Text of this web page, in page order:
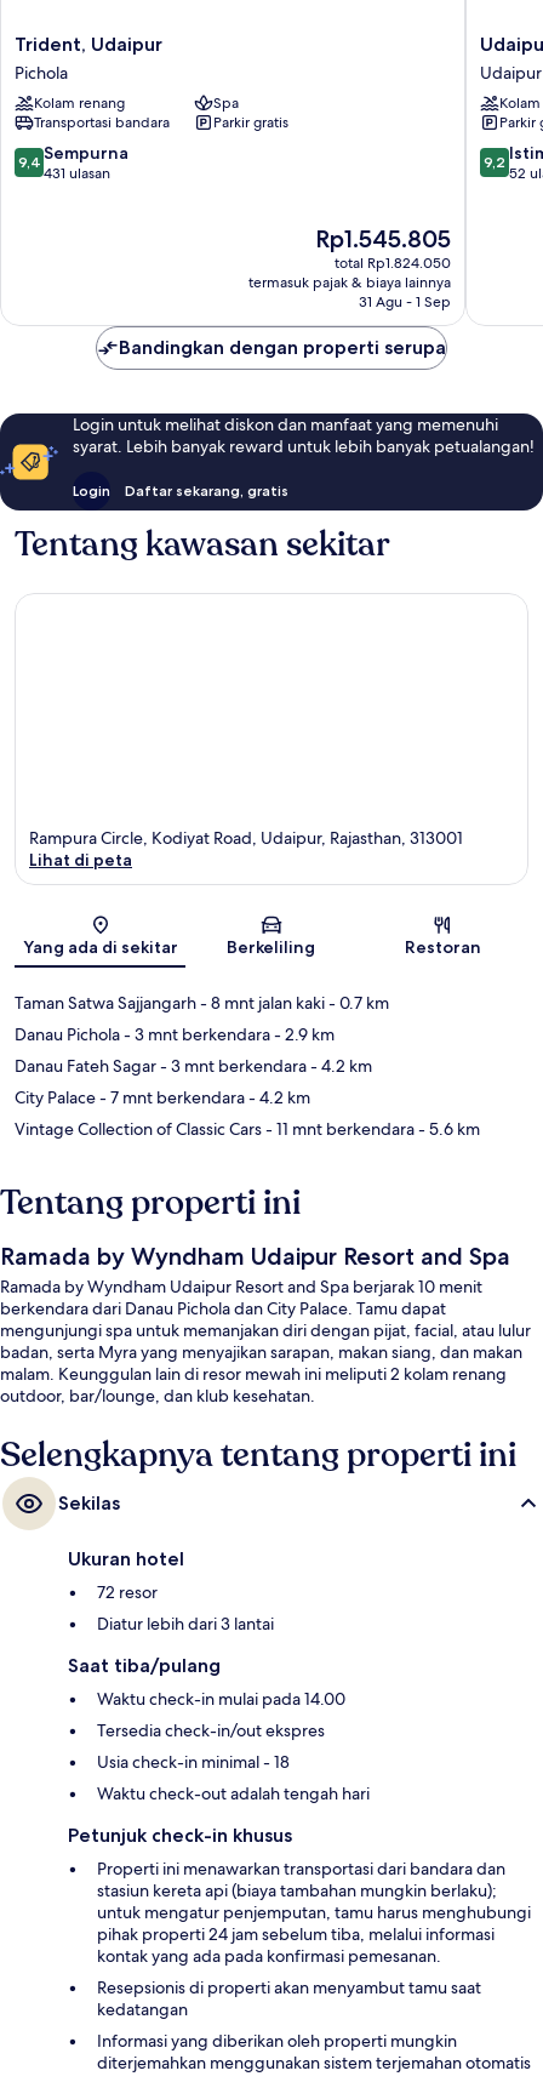
Trident,
Udaipur
Pichola
Trident, Udaipur
Pichola
Kolam renang
Spa
Transportasi bandara
Parkir gratis
9.4
dari
9,4 Sempurna
431 ulasan
Harga
sekarang
Rp1.545.805
Rp1.545.805
total Rp1.824.050
termasuk pajak & biaya lainnya
31 Agu - 1 Sep
Udaipur
Marriott
Hotel
Udaipur
Udaipur
Parkir
9.2
dari
9,2
52
Bandingkan dengan properti serupa
Login untuk melihat diskon dan manfaat yang memenuhi
syarat. Lebih banyak reward untuk lebih banyak petualangan!
Login Daftar sekarang, gratis
Tentang kawasan sekitar
Peta
Rampura Circle, Kodiyat Road, Udaipur, Rajasthan, 313001
Lihat di peta
Yang ada di sekitar Berkeliling Restoran
Taman Satwa Sajjangarh- 8 mnt jalan kaki- 0.7 km
Danau Pichola- 3 mnt berkendara- 2.9 km
Danau Fateh Sagar- 3 mnt berkendara- 4.2 km
City Palace- 7 mnt berkendara- 4.2 km
Vintage Collection of Classic Cars- 11 mnt berkendara- 5.6 km
Tentang properti ini
Ramada by Wyndham Udaipur Resort and Spa
Ramada by Wyndham Udaipur Resort and Spa berjarak 10 menit
berkendara dari Danau Pichola dan City Palace. Tamu dapat
mengunjungi spa untuk memanjakan diri dengan pijat, facial, atau lulur
badan, serta Myra yang menyajikan sarapan, makan siang, dan makan
malam. Keunggulan lain di resor mewah ini meliputi 2 kolam renang
outdoor, bar/lounge, dan klub kesehatan.
Selengkapnya tentang properti ini
Sekilas
Ukuran hotel
72 resor
Diatur lebih dari 3 lantai
Saat tiba/pulang
Waktu check-in mulai pada 14.00
Tersedia check-in/out ekspres
Usia check-in minimal - 18
Waktu check-out adalah tengah hari
Petunjuk check-in khusus
Properti ini menawarkan transportasi dari bandara dan
stasiun kereta api (biaya tambahan mungkin berlaku);
untuk mengatur penjemputan, tamu harus menghubungi
pihak properti 24 jam sebelum tiba, melalui informasi
kontak yang ada pada konfirmasi pemesanan.
Resepsionis di properti akan menyambut tamu saat
kedatangan
Informasi yang diberikan oleh properti mungkin
diterjemahkan menggunakan sistem terjemahan otomatis